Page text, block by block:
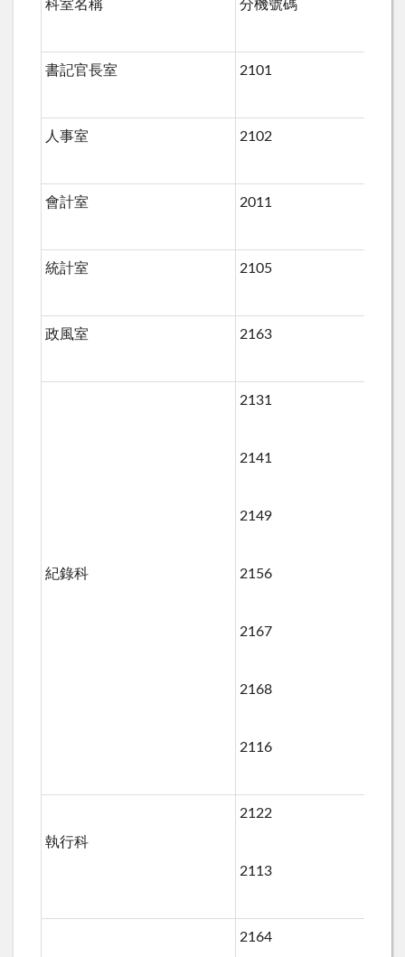
科室名稱 分機號碼
書記官長室 2101
人事室 2102
會計室 2011
統計室 2105
政風室 2163
紀錄科
2131
2141
2149
2156
2167
2168
2116
執行科
2122
2113
2164